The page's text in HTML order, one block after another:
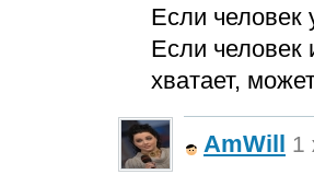
Если человек
Если человек
хватает,
AmWill 1